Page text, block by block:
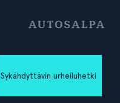
Sykähdyttävin urheiluhetki